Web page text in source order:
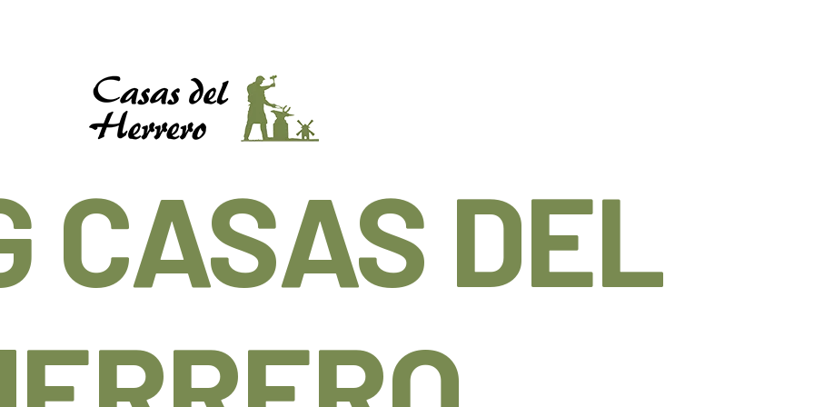
CASAS DEL